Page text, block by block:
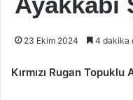
23 Ekim 2024 4 dakika
Kırmızı Rugan Topuklu